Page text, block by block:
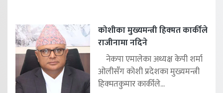
कोशीका मुख्यमन्त्री हिक्मत कार्कीले
राजीनामा नदिने
नेकपा एमालेका अध्यक्ष केपी शर्मा
ओलीसँग कोशी प्रदेशका मुख्यमन्त्री
हिक्मतकुमार कार्कीले...